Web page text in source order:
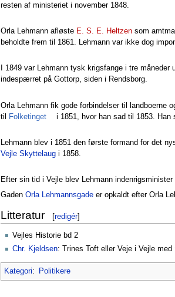
resten af ministeriet i november 1848.
Orla Lehmann afløste E. S. E. Heltzen som
beholdte frem til 1861. Lehmann var ikke dog
I 1849 var Lehmann tysk krigsfange i tre
indespærret på Gottorp, siden i Rendsborg.
Orla Lehmann fik gode forbindelser til landboerne
til
Folketinget i 1851, hvor han sad til 1853. Han
Lehmann blev i 1851 den første formand for det
Vejle Skyttelaug i 1858.
Efter sin tid i Vejle blev Lehmann
Gaden Orla Lehmannsgade er opkaldt efter Orla
Litteratur [redigér]
Vejles Historie bd 2
Chr. Kjeldsen: Trines Toft eller Veje i Vejle
Kategori: Politikere